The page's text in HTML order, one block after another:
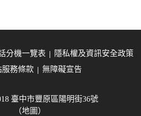
分機一覽表
隱私權及資訊安全政策
服務條款
無障礙宣告
臺中市豐原區陽明街36號
（地圖）